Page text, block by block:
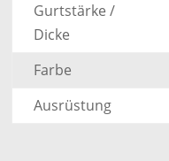
Gurtstärke /
Dicke
Farbe
Ausrüstung